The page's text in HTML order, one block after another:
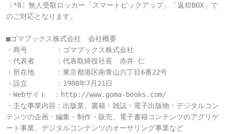
〔*8〕無人受取ロッカー「スマートピックアップ」「返却BOX」で
のご対応となります。
■ゴマブックス株式会社　会社概要
・商号　　　　：ゴマブックス株式会社
・代表者　　　：代表取締役社長　赤井 仁
・所在地　　　：東京都港区南青山六丁目6番22号
・設立　　　　：1988年7月21日
・Webサイト　：http://www.goma-books.com/
・主な事業内容：出版業、書籍・雑誌・電子出版物・デジタルコン
テンツの企画・編集・制作・販売、電子書籍コンテンツのアグリゲ
ート事業、デジタルコンテンツのオーサリング事業など